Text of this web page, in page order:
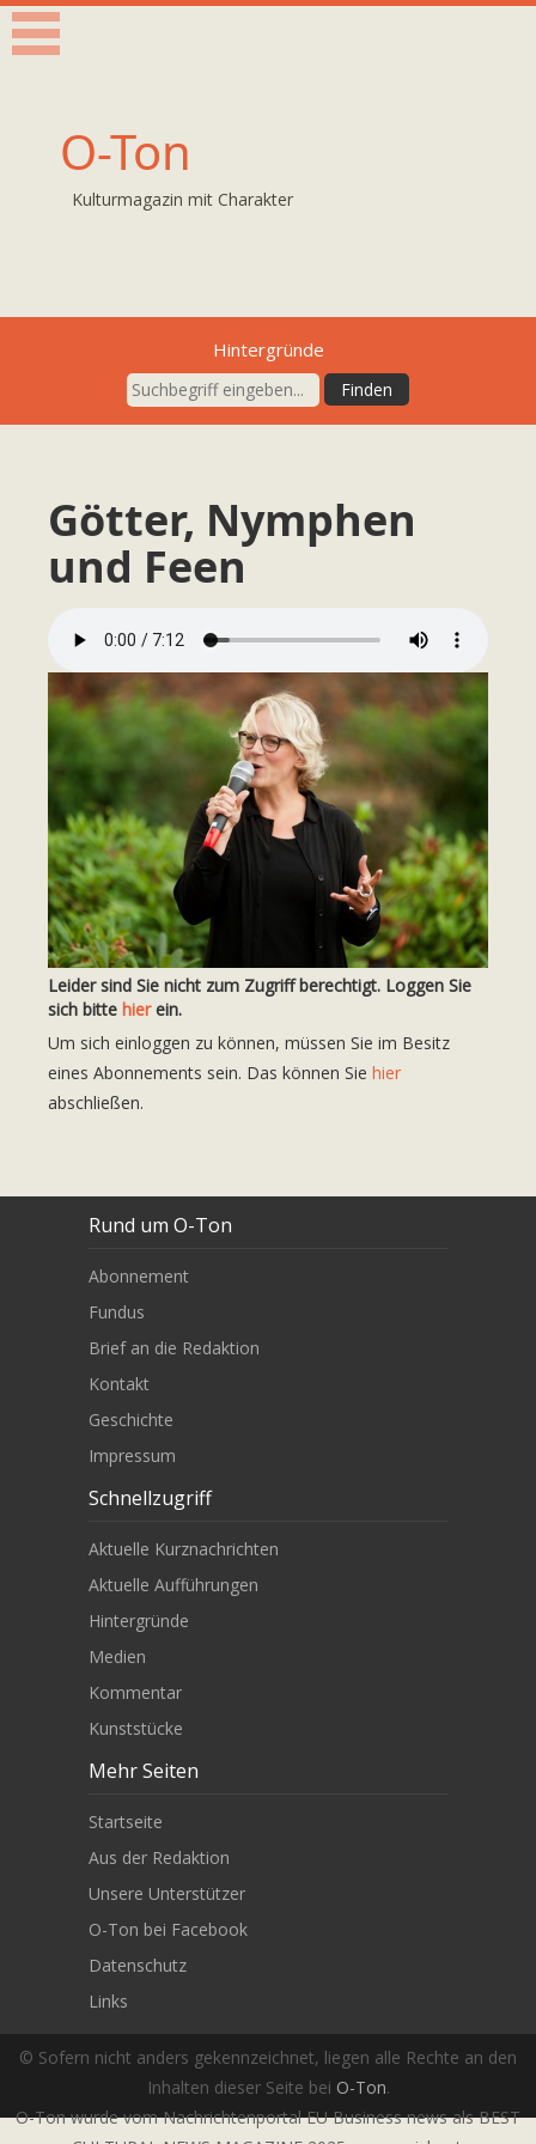
O-Ton
Kulturmagazin mit Charakter
Hintergründe
Götter, Nymphen
und Feen
Leider sind Sie nicht zum Zugriff berechtigt. Loggen Sie
sich bitte hierein.
Um sich einloggen zu können, müssen Sie im Besitz
eines Abonnements sein. Das können Sie hier
abschließen.
© Sofern nicht anders gekennzeichnet, liegen alle Rechte an den
Inhalten dieser Seite bei O-Ton.
O-Ton wurde vom Nachrichtenportal EU Business news als BEST
Rund um O-Ton
Abonnement
Fundus
Brief an die Redaktion
Kontakt
Geschichte
Impressum
Schnellzugriff
Aktuelle Kurznachrichten
Aktuelle Aufführungen
Hintergründe
Medien
Kommentar
Kunststücke
Mehr Seiten
Startseite
Aus der Redaktion
Unsere Unterstützer
O-Ton bei Facebook
Datenschutz
Links